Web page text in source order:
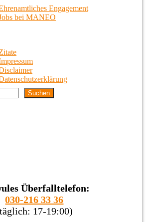
Engagement
bei MANEO
Suchen
Überfalltelefon:
030-216 33 36
17-19:00)